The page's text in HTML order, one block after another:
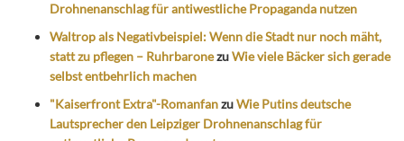
Drohnenanschlag für antiwestliche Propaganda nutzen
Waltrop als Negativbeispiel: Wenn die Stadt nur noch mäht,
statt zu pflegen – RuhrbaronezuWie viele Bäcker sich gerade
selbst entbehrlich machen
"Kaiserfront Extra"-RomanfanzuWie Putins deutsche
Lautsprecher den Leipziger Drohnenanschlag für